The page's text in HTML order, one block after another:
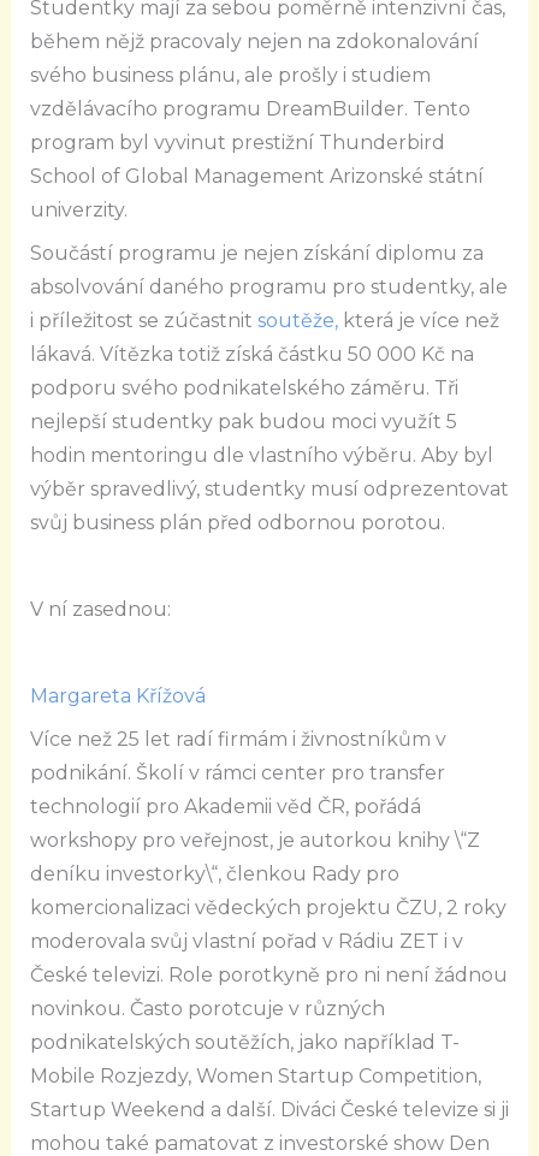
Studentky mají za sebou poměrně intenzivní čas,
během nějž pracovaly nejen na zdokonalování
svého business plánu, ale prošly i studiem
vzdělávacího programu DreamBuilder. Tento
program byl vyvinut prestižní Thunderbird
School of Global Management Arizonské státní
univerzity.
Součástí programu je nejen získání diplomu za
absolvování daného programu pro studentky, ale
i příležitost se zúčastnit soutěže,která je více než
lákavá. Vítězka totiž získá částku 50 000 Kč na
podporu svého podnikatelského záměru. Tři
nejlepší studentky pak budou moci využít 5
hodin mentoringu dle vlastního výběru. Aby byl
výběr spravedlivý, studentky musí odprezentovat
svůj business plán před odbornou porotou.
V ní zasednou:
Margareta Křížová
Více než 25 let radí firmám i živnostníkům v
podnikání. Školí v rámci center pro transfer
technologií pro Akademii věd ČR, pořádá
workshopy pro veřejnost, je autorkou knihy \“Z
deníku investorky\“, členkou Rady pro
komercionalizaci vědeckých projektu ČZU, 2 roky
moderovala svůj vlastní pořad v Rádiu ZET i v
České televizi. Role porotkyně pro ni není žádnou
novinkou. Často porotcuje v různých
podnikatelských soutěžích, jako například T-
Mobile Rozjezdy, Women Startup Competition,
Startup Weekend a další. Diváci České televize si ji
mohou také pamatovat z investorské show Den